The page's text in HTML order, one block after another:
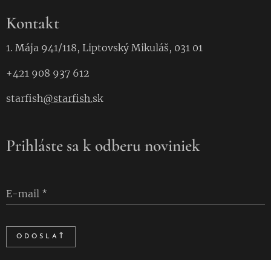
Kontakt
1. Mája 941/118, Liptovský Mikuláš, 031 01
+421 908 937 612
starfish@starfish.sk
Prihláste sa k odberu noviniek
E-mail
ODOSLAŤ